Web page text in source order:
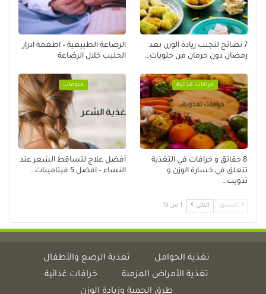
7 نصائح لتجنب زيادة الوزن بعد
رمضان دون حرمان من حلويات…
الرضاعة الطبيعية – اطعمة ادرار
الحليب خلال الرضاعة
خرافات غذائية
8 حقائق و خرافات في التغذية
تتعلق في خسارة الوزن و
تذويب…
منوعات
أفضل علاج لتساقط الشعر عند
النساء – افضل 5 فيتامينات…
السابق التالي 1 من 13
تغذية الحوامل
تغذية الرضع والأطفال
تغذية الأمراض المزمنة
خرافات غذائية
طرق الحمية وزيادة الوزن